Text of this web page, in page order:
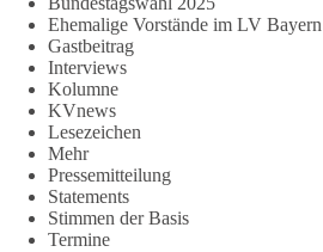
Ehemalige Vorstände im LV Bayern
Gastbeitrag
Interviews
Kolumne
KVnews
Lesezeichen
Mehr
Pressemitteilung
Statements
Stimmen der Basis
Termine